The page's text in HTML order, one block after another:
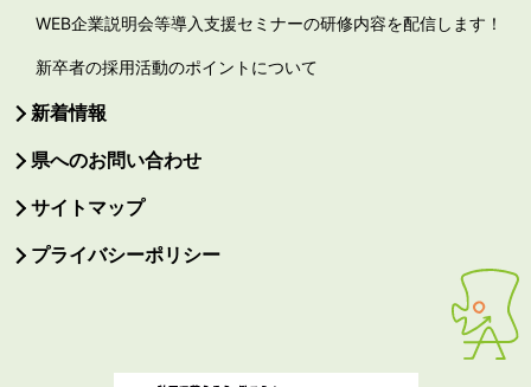
WEB企業説明会等導入支援セミナーの研修内容を配信します！
新卒者の採用活動のポイントについて
新着情報
県へのお問い合わせ
サイトマップ
プライバシーポリシー